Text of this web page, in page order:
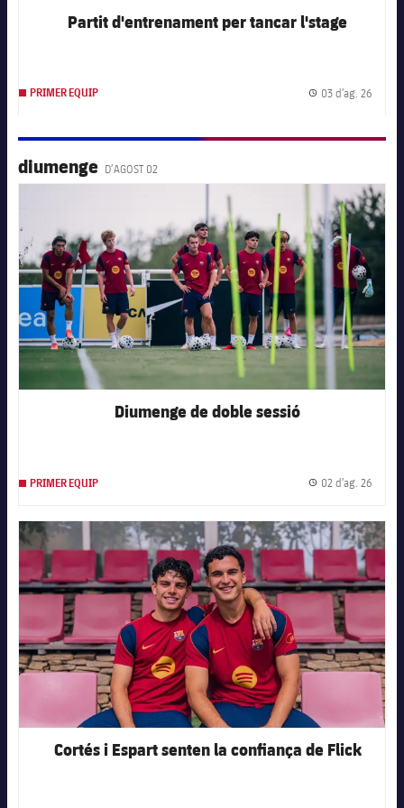
Partit d'entrenament per tancar l'stage
PRIMER EQUIP Data
03 d’ag. 26
diumenge D’AGOST 02
FC Barcelona club badge
Diumenge de doble sessió
PRIMER EQUIP Data
02 d’ag. 26
FC Barcelona club badge
Cortés i Espart senten la confiança de Flick